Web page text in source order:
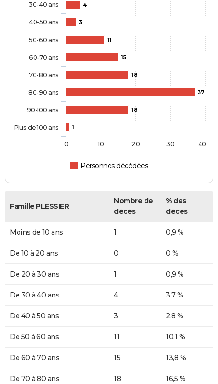
4
3
11
15
18
37
18
1
Personnes décédées
30-40 ans
40-50 ans
50-60 ans
60-70 ans
70-80 ans
80-90 ans
90-100 ans
Plus de 100 ans
0 10 20 30 40
Famille PLESSIER
Nombre de
décès
% des
décès
Moins de 10 ans 1 0,9 %
De 10 à 20 ans 0 0 %
De 20 à 30 ans 1 0,9 %
De 30 à 40 ans 4 3,7 %
De 40 à 50 ans 3 2,8 %
De 50 à 60 ans 11 10,1 %
De 60 à 70 ans 15 13,8 %
De 70 à 80 ans 18 16,5 %